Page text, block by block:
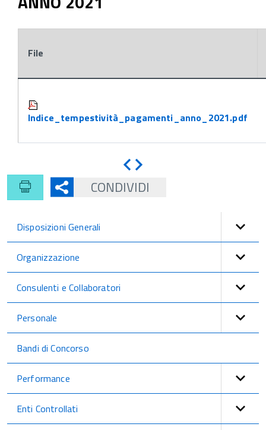
File
Indice_tempestività_pagamenti_anno_2021.pdf
Indietro
CONDIVIDI
Disposizioni Generali
Organizzazione
Consulenti e Collaboratori
Personale
Bandi di Concorso
Performance
Enti Controllati